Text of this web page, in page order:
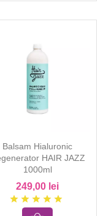
Balsam Hialuronic
HAIR JAZZ
1000ml
249,00 lei
star star star star star